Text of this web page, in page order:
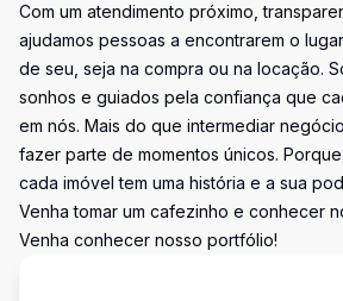
Com um atendimento próximo,
ajudamos pessoas a encontrarem o
de seu, seja na compra ou na locação.
sonhos e guiados pela confiança que
em nós. Mais do que intermediar
fazer parte de momentos únicos.
cada imóvel tem uma história e a sua
Venha tomar um cafezinho e conhecer
Venha conhecer nosso portfólio!